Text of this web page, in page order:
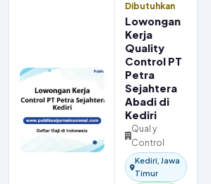
Dibutuhkan
Lowongan
Kerja
Quality
Control PT
Petra
Sejahtera
Abadi di
Kediri
Qual y
Control
Kediri, Jawa
Timur